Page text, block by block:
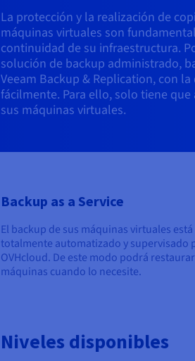
La protección y la realización de
máquinas virtuales son
continuidad de su infraestructura.
solución de backup administrado,
Veeam Backup & Replication, con
fácilmente. Para ello, solo tiene
sus máquinas virtuales.
Backup as a Service
El backup de sus máquinas virtuales está
totalmente automatizado y supervisado
OVHcloud. De este modo podrá
máquinas cuando lo necesite.
Niveles disponibles